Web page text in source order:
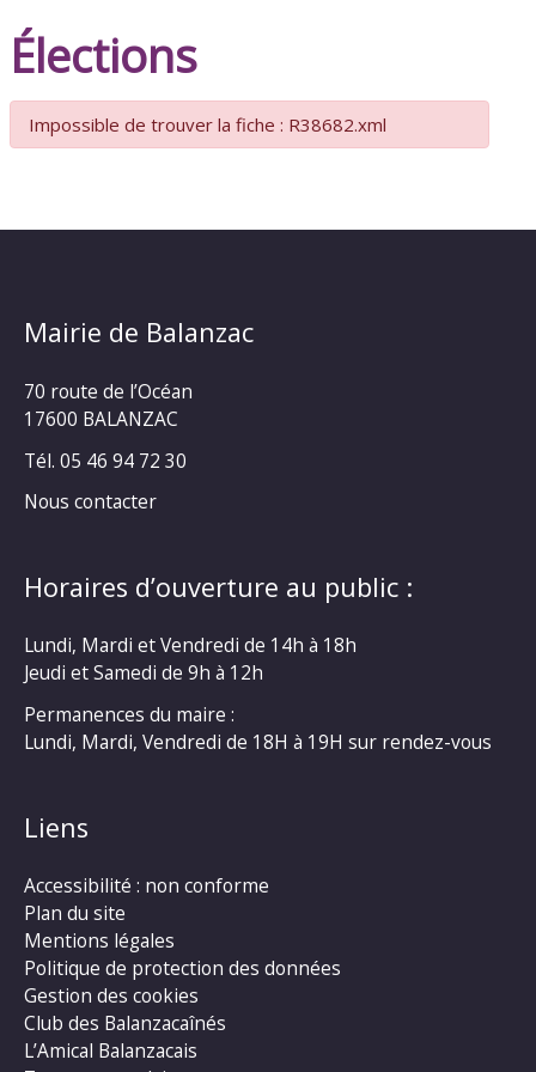
Élections
Impossible de trouver la fiche : R38682.xml
Mairie de Balanzac
70 route de l’Océan
17600 BALANZAC
Tél. 05 46 94 72 30
Nous contacter
Horaires d’ouverture au public :
Lundi, Mardi et Vendredi de 14h à 18h
Jeudi et Samedi de 9h à 12h
Permanences du maire :
Lundi, Mardi, Vendredi de 18H à 19H sur rendez-vous
Liens
Accessibilité : non conforme
Plan du site
Mentions légales
Politique de protection des données
Gestion des cookies
Club des Balanzacaînés
L’Amical Balanzacais